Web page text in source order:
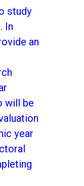
study
In
an
will be
year